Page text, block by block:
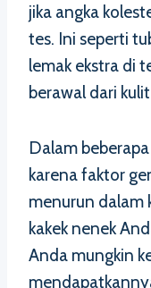
jika angka
tes. Ini seperti
lemak ekstra di
berawal dari
Dalam
karena faktor
menurun dalam
kakek nenek
Anda mungkin